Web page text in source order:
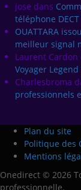
jose dans
téléphone DECT
OUATTARA
meilleur signal
Laurent Cardon
Voyager Legend
Charlesbroma
professionnels
Plan du site
Politique des
Mentions
Onedirect © 2026
professionnelle.